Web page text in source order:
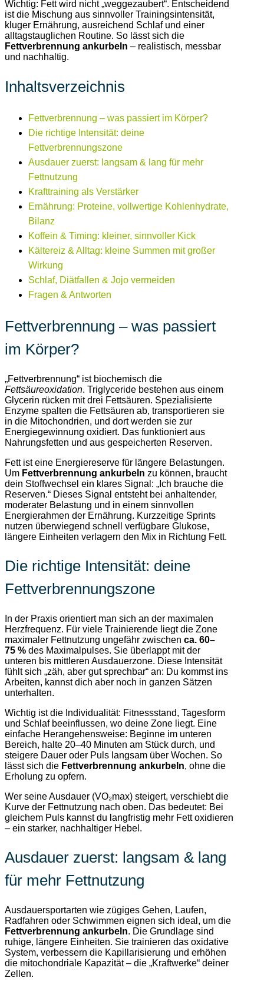
Wichtig: Fett wird nicht „weggezaubert“. Entscheidend
ist die Mischung aus sinnvoller Trainingsintensität,
kluger Ernährung, ausreichend Schlaf und einer
alltagstauglichen Routine. So lässt sich die
Fettverbrennung ankurbeln – realistisch, messbar
und nachhaltig.
Inhaltsverzeichnis
Fettverbrennung – was passiert im Körper?
Die richtige Intensität: deine
Fettverbrennungszone
Ausdauer zuerst: langsam & lang für mehr
Fettnutzung
Krafttraining als Verstärker
Ernährung: Proteine, vollwertige Kohlenhydrate,
Bilanz
Koffein & Timing: kleiner, sinnvoller Kick
Kältereiz & Alltag: kleine Summen mit großer
Wirkung
Schlaf, Diätfallen & Jojo vermeiden
Fragen & Antworten
Fettverbrennung – was passiert
im Körper?
„Fettverbrennung“ ist biochemisch die
Fettsäureoxidation. Triglyceride bestehen aus einem
Glycerin rücken mit drei Fettsäuren. Spezialisierte
Enzyme spalten die Fettsäuren ab, transportieren sie
in die Mitochondrien, und dort werden sie zur
Energiegewinnung oxidiert. Das funktioniert aus
Nahrungsfetten und aus gespeicherten Reserven.
Fett ist eine Energiereserve für längere Belastungen.
Um Fettverbrennung ankurbeln zu können, braucht
dein Stoffwechsel ein klares Signal: „Ich brauche die
Reserven.“ Dieses Signal entsteht bei anhaltender,
moderater Belastung und in einem sinnvollen
Energierahmen der Ernährung. Kurzzeitige Sprints
nutzen überwiegend schnell verfügbare Glukose,
längere Einheiten verlagern den Mix in Richtung Fett.
Die richtige Intensität: deine
Fettverbrennungszone
In der Praxis orientiert man sich an der maximalen
Herzfrequenz. Für viele Trainierende liegt die Zone
maximaler Fettnutzung ungefähr zwischen ca. 60–
75 % des Maximalpulses. Sie überlappt mit der
unteren bis mittleren Ausdauerzone. Diese Intensität
fühlt sich „zäh, aber gut sprechbar“ an: Du kommst ins
Arbeiten, kannst dich aber noch in ganzen Sätzen
unterhalten.
Wichtig ist die Individualität: Fitnessstand, Tagesform
und Schlaf beeinflussen, wo deine Zone liegt. Eine
einfache Herangehensweise: Beginne im unteren
Bereich, halte 20–40 Minuten am Stück durch, und
steigere Dauer oder Puls langsam über Wochen. So
lässt sich die Fettverbrennung ankurbeln, ohne die
Erholung zu opfern.
Wer seine Ausdauer (VO₂max) steigert, verschiebt die
Kurve der Fettnutzung nach oben. Das bedeutet: Bei
gleichem Puls kannst du langfristig mehr Fett oxidieren
– ein starker, nachhaltiger Hebel.
Ausdauer zuerst: langsam & lang
für mehr Fettnutzung
Ausdauersportarten wie zügiges Gehen, Laufen,
Radfahren oder Schwimmen eignen sich ideal, um die
Fettverbrennung ankurbeln. Die Grundlage sind
ruhige, längere Einheiten. Sie trainieren das oxidative
System, verbessern die Kapillarisierung und erhöhen
die mitochondriale Kapazität – die „Kraftwerke“ deiner
Zellen.